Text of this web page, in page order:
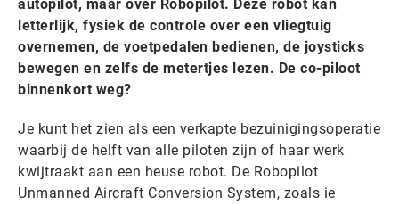
autopilot, maar over Robopilot. Deze robot kan
letterlijk, fysiek de controle over een vliegtuig
overnemen, de voetpedalen bedienen, de joysticks
bewegen en zelfs de metertjes lezen. De co-piloot
binnenkort weg?
Je kunt het zien als een verkapte bezuinigingsoperatie
waarbij de helft van alle piloten zijn of haar werk
kwijtraakt aan een heuse robot. De Robopilot
Unmanned Aircraft Conversion System, zoals ie